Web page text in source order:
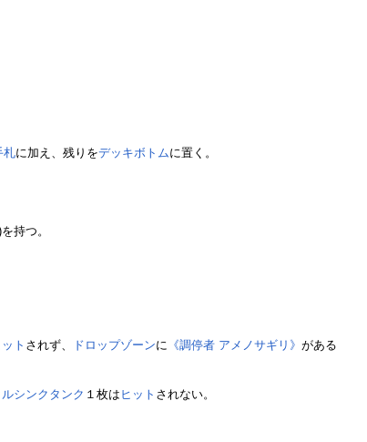
札に加え、残りをデッキボトムに置く。
持つ。
ット されず、 ドロップゾーンに 《調停者 アメノサギリ》がある
シンクタンク １枚は ヒット されない。